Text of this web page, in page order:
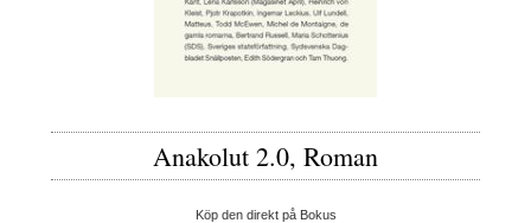
Anakolut 2.0, Roman
Köp den direkt på Bokus